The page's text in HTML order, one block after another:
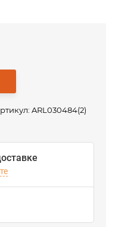
ARL030484(2)